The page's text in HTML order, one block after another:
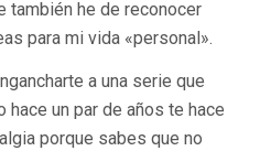
también he de reconocer
para mi vida «personal».
a una serie que
hace un par de años te hace
porque sabes que no